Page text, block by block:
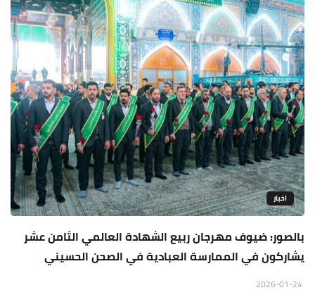
اخبار
بالصور: ضيوف مهرجان ربيع الشهادة العالمي الثامن عشر
يشاركون في الممارسة العبادية في الصحن الحسيني